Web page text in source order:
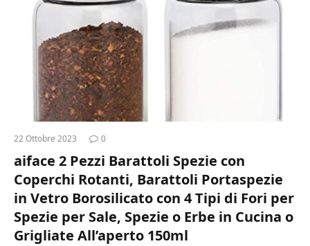
22 Ottobre 2023 0
aiface 2 Pezzi Barattoli Spezie con
Coperchi Rotanti, Barattoli Portaspezie
in Vetro Borosilicato con 4 Tipi di Fori per
Spezie per Sale, Spezie o Erbe in Cucina o
Grigliate All’aperto 150ml